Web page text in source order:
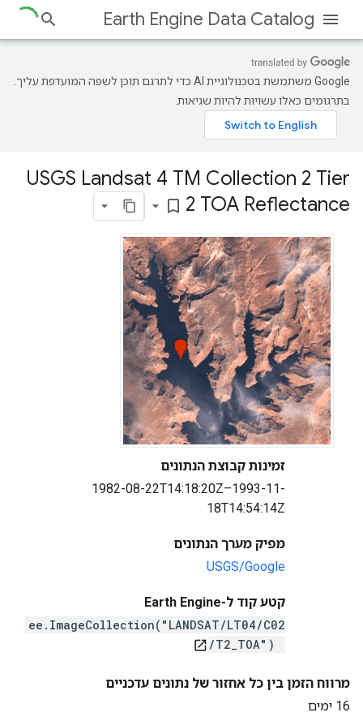
Earth Engine Data Catalog
‫Google משתמשת בטכנולוגיית AI כדי לתרגם תוכן לשפה המועדפת עליך.
בתרגומים כאלו עשויות להיות שגיאות.
USGS Landsat 4 TM Collection 2 Tier
2 TOA Reflectance
bookmark_border
זמינות קבוצת הנתונים
1982-08-22T14:18:20Z–1993-11-
18T14:54:14Z
מפיק מערך הנתונים
USGS/Google
קטע קוד ל-Earth Engine
ee.ImageCollection("LANDSAT/LT04/C02
/T2_TOA")
open_in_new
מרווח הזמן בין כל אחזור של נתונים עדכניים
16 ימים